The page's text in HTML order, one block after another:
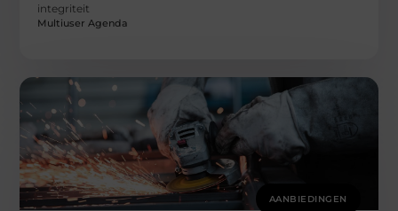
integriteit
Multiuser Agenda
AANBIEDINGEN